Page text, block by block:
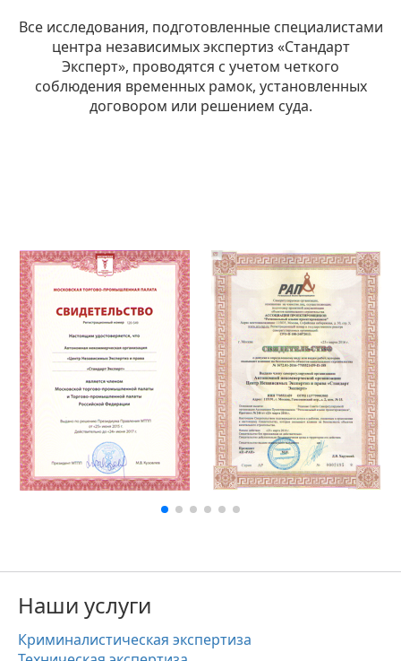
Все исследования, подготовленные специалистами
центра независимых экспертиз «Стандарт
Эксперт», проводятся с учетом четкого
соблюдения временных рамок, установленных
договором или решением суда.
Наши услуги
Криминалистическая экспертиза